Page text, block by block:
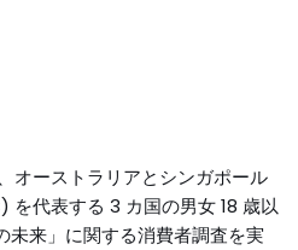
オーストラリアとシンガポール
を代表する 3 カ国の男女 18 歳以
未来」に関する消費者調査を実